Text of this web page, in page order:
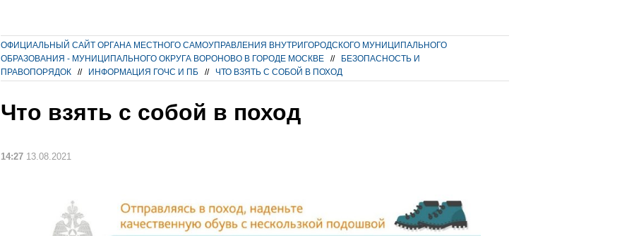
ОФИЦИАЛЬНЫЙ САЙТ ОРГАНА МЕСТНОГО САМОУПРАВЛЕНИЯ ВНУТРИГОРОДСКОГО МУНИЦИПАЛЬНОГО
ОБРАЗОВАНИЯ - МУНИЦИПАЛЬНОГО ОКРУГА ВОРОНОВО В ГОРОДЕ МОСКВЕ
//
БЕЗОПАСНОСТЬ И
ПРАВОПОРЯДОК
// ИНФОРМАЦИЯ ГОЧС И ПБ // ЧТО ВЗЯТЬ С СОБОЙ В ПОХОД
Что взять с собой в поход
14:27 13.08.2021